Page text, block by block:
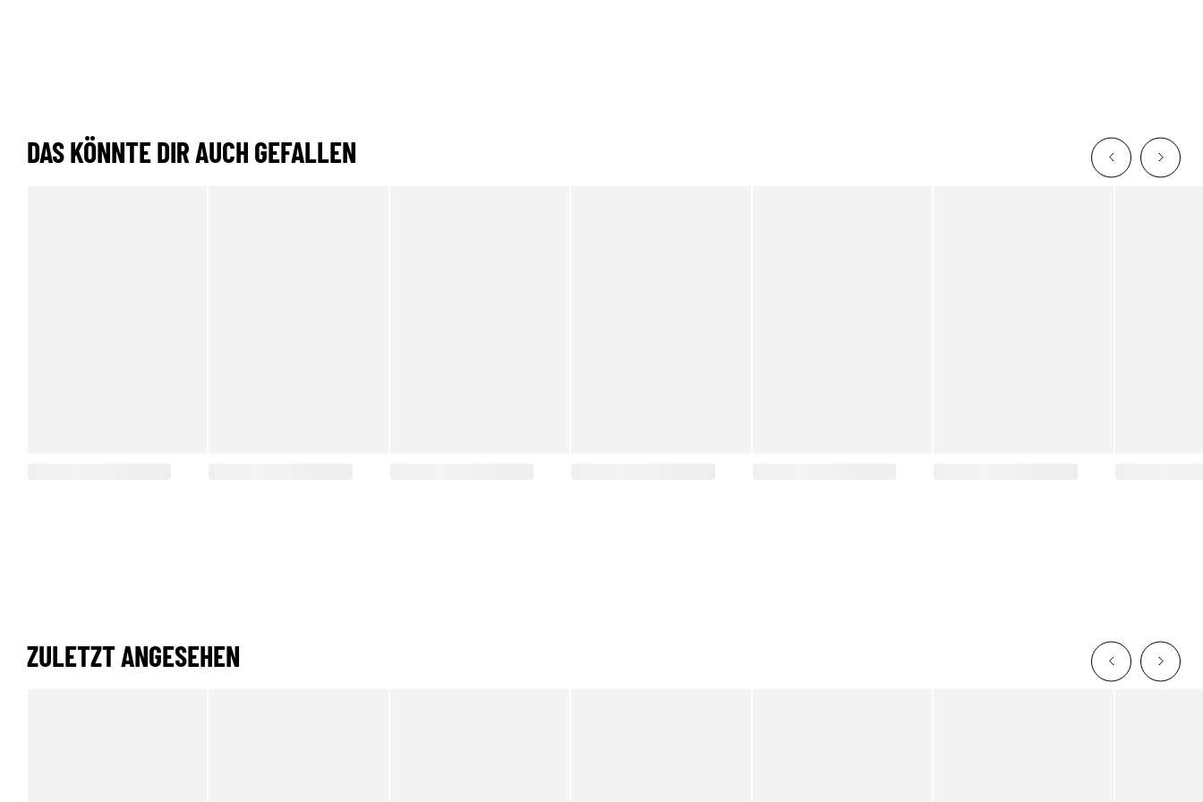
DAS KÖNNTE DIR AUCH GEFALLEN
ZULETZT ANGESEHEN